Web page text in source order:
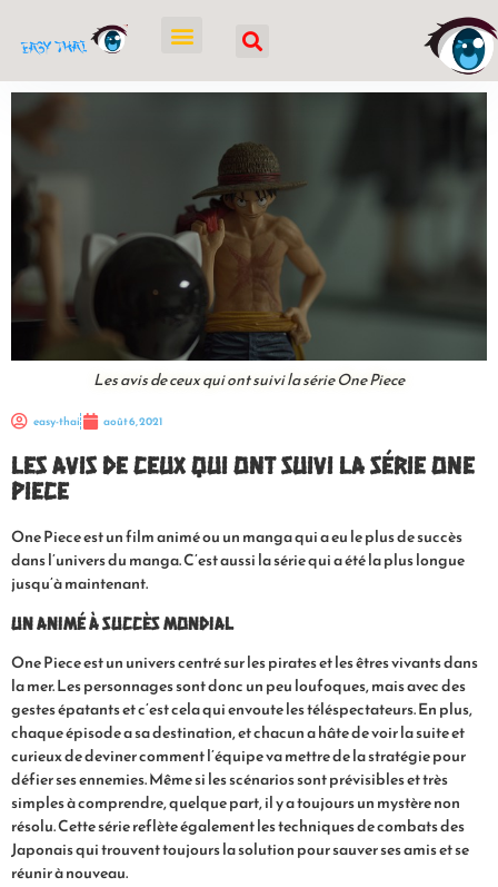
Les avis de ceux qui ont suivi la série One Piece
easy-thai août 6, 2021
Les avis de ceux qui ont suivi la série One
Piece
One Piece est un film animé ou un manga qui a eu le plus de succès
dans l’univers du manga. C’est aussi la série qui a été la plus longue
jusqu’à maintenant.
Un animé à succès mondial
One Piece est un univers centré sur les pirates et les êtres vivants dans
la mer. Les personnages sont donc un peu loufoques, mais avec des
gestes épatants et c’est cela qui envoute les téléspectateurs. En plus,
chaque épisode a sa destination, et chacun a hâte de voir la suite et
curieux de deviner comment l’équipe va mettre de la stratégie pour
défier ses ennemies. Même si les scénarios sont prévisibles et très
simples à comprendre, quelque part, il y a toujours un mystère non
résolu. Cette série reflète également les techniques de combats des
Japonais qui trouvent toujours la solution pour sauver ses amis et se
réunir à nouveau.